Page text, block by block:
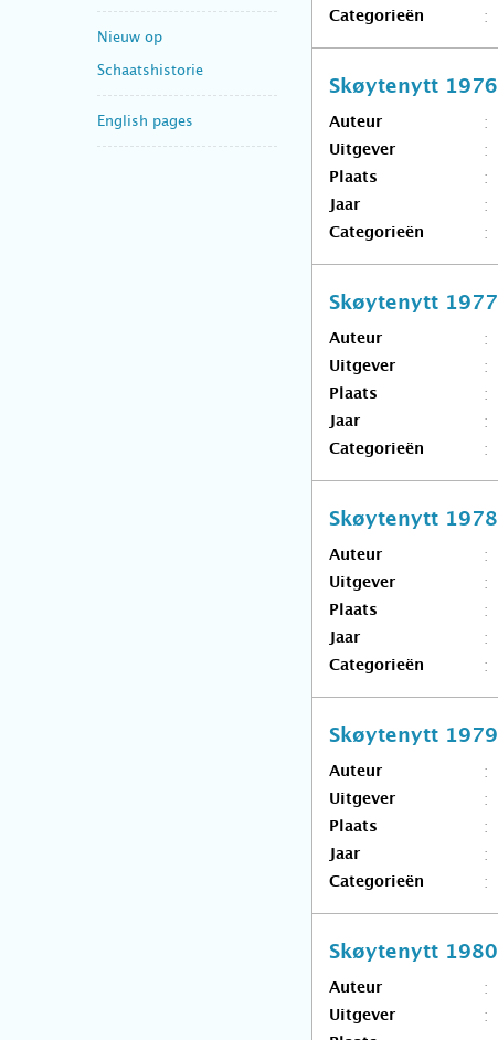
Nieuw op
Schaatshistorie
English pages
Categorieën
Skøytenytt 1976
Auteur
Uitgever
Plaats
Jaar
Categorieën
Skøytenytt 1977
Auteur
Uitgever
Plaats
Jaar
Categorieën
Skøytenytt 1978
Auteur
Uitgever
Plaats
Jaar
Categorieën
Skøytenytt 1979
Auteur
Uitgever
Plaats
Jaar
Categorieën
Skøytenytt 1980
Auteur
Uitgever